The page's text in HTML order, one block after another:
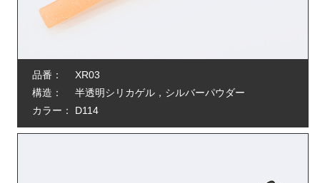
品番：
XR03
構造：
半透明シリカゲル，シルバーパウダー
カラー：
D114